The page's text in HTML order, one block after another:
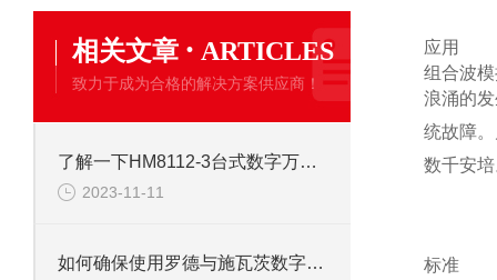
相关文章 · ARTICLES
致力于成为合格的解决方案供应商！
了解一下HM8112-3台式数字万用表的特点吧
2023-11-11
如何确保使用罗德与施瓦茨数字示波器的安全性？
应用
组合波
浪涌的
统故障
数千安
标准